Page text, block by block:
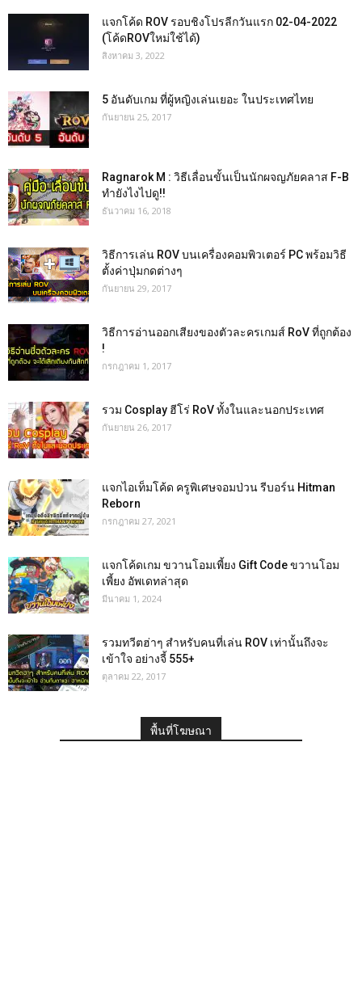
แจกโค้ด ROV รอบชิงโปรลีกวันแรก 02-04-2022
(โค้ดROVใหม่ใช้ได้)
สิงหาคม 3, 2022
5 อันดับเกม ที่ผู้หญิงเล่นเยอะ ในประเทศไทย
กันยายน 25, 2017
Ragnarok M : วิธีเลื่อนขั้นเป็นนักผจญภัยคลาส F-B
ทำยังไงไปดู!!
ธันวาคม 16, 2018
วิธีการเล่น ROV บนเครื่องคอมพิวเตอร์ PC พร้อมวิธี
ตั้งค่าปุ่มกดต่างๆ
กันยายน 29, 2017
วิธีการอ่านออกเสียงของตัวละครเกมส์ RoV ที่ถูกต้อง
!
กรกฎาคม 1, 2017
รวม Cosplay ฮีโร่ RoV ทั้งในและนอกประเทศ
กันยายน 26, 2017
แจกไอเท็มโค้ด ครูพิเศษจอมป่วน รีบอร์น Hitman
Reborn
กรกฎาคม 27, 2021
แจกโค้ดเกม ขวานโอมเพี้ยง Gift Code ขวานโอม
เพี้ยง อัพเดทล่าสุด
มีนาคม 1, 2024
รวมทวีตฮ่าๆ สำหรับคนที่เล่น ROV เท่านั้นถึงจะ
เข้าใจ อย่างจี้ 555+
ตุลาคม 22, 2017
พื้นที่โฆษณา